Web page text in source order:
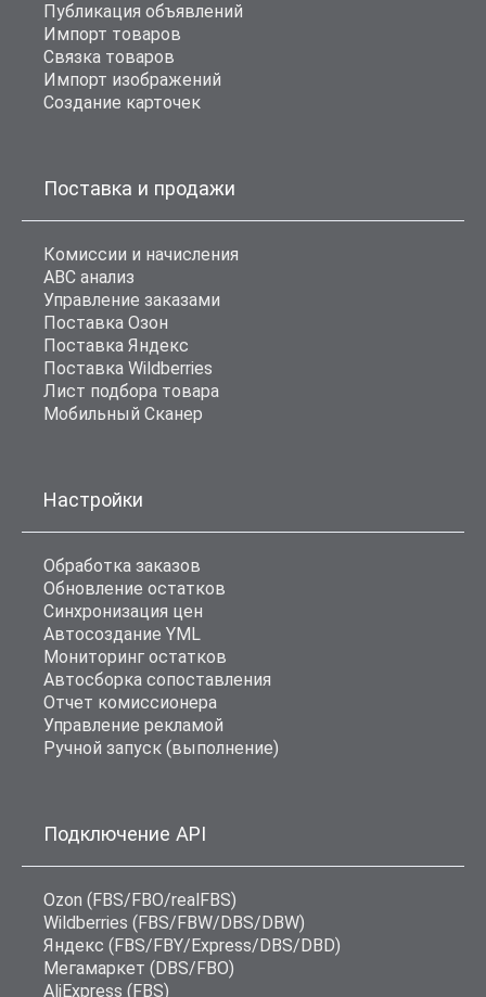
Публикация объявлений
Импорт товаров
Связка товаров
Импорт изображений
Создание карточек
Поставка и продажи
Комиссии и начисления
ABC анализ
Управление заказами
Поставка Озон
Поставка Яндекс
Поставка Wildberries
Лист подбора товара
Мобильный Сканер
Настройки
Обработка заказов
Обновление остатков
Синхронизация цен
Автосоздание YML
Мониторинг остатков
Автосборка сопоставления
Отчет комиссионера
Управление рекламой
Ручной запуск (выполнение)
Подключение API
Ozon (FBS/FBO/realFBS)
Wildberries (FBS/FBW/DBS/DBW)
Яндекс (FBS/FBY/Express/DBS/DBD)
Мегамаркет (DBS/FBO)
AliExpress (FBS)